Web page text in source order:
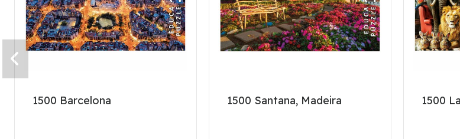
1500 Barcelona 1500 Santana, Madeira 1500